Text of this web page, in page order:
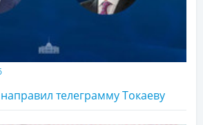
телеграмму Токаеву